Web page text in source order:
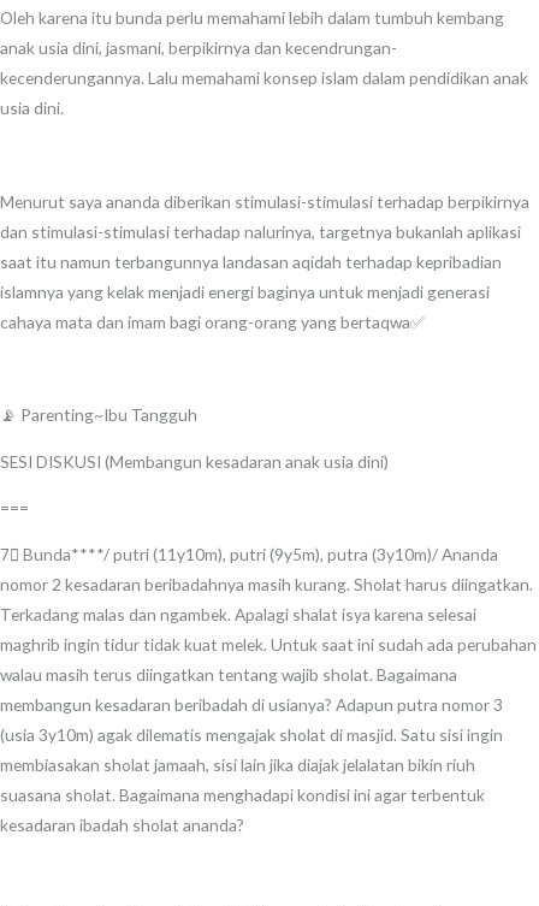
Oleh karena itu bunda perlu memahami lebih dalam tumbuh kembang
anak usia dini, jasmani, berpikirnya dan kecendrungan-
kecenderungannya. Lalu memahami konsep islam dalam pendidikan anak
usia dini.
Menurut saya ananda diberikan stimulasi-stimulasi terhadap berpikirnya
dan stimulasi-stimulasi terhadap nalurinya, targetnya bukanlah aplikasi
saat itu namun terbangunnya landasan aqidah terhadap kepribadian
islamnya yang kelak menjadi energi baginya untuk menjadi generasi
cahaya mata dan imam bagi orang-orang yang bertaqwa✅
📡 Parenting~Ibu Tangguh
SESI DISKUSI (Membangun kesadaran anak usia dini)
===
7⃣ Bunda****/ putri (11y10m), putri (9y5m), putra (3y10m)/ Ananda
nomor 2 kesadaran beribadahnya masih kurang. Sholat harus diingatkan.
Terkadang malas dan ngambek. Apalagi shalat isya karena selesai
maghrib ingin tidur tidak kuat melek. Untuk saat ini sudah ada perubahan
walau masih terus diingatkan tentang wajib sholat. Bagaimana
membangun kesadaran beribadah di usianya? Adapun putra nomor 3
(usia 3y10m) agak dilematis mengajak sholat di masjid. Satu sisi ingin
membiasakan sholat jamaah, sisi lain jika diajak jelalatan bikin riuh
suasana sholat. Bagaimana menghadapi kondisi ini agar terbentuk
kesadaran ibadah sholat ananda?